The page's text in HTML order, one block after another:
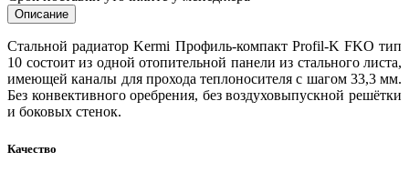
Описание
Стальной радиатор Kermi Профиль-компакт Profil-K FKO тип
10 состоит из одной отопительной панели из стального листа,
имеющей каналы для прохода теплоносителя с шагом 33,3 мм.
Без конвективного оребрения, без воздуховыпускной решётки
и боковых стенок.
Качество